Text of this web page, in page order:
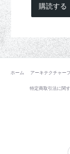
購読する
ホーム アーキテクチャー
特定商取引法に関